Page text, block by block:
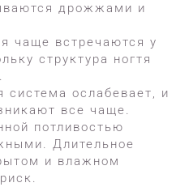
дрожжами и
чаще встречаются у
структура ногтя
ослабевает, и
все чаще.
потливостью
Длительное
и влажном